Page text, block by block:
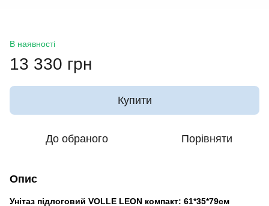
В наявності
13 330 грн
Купити
До обраного Порівняти
Опис
Унітаз підлоговий VOLLE LEON компакт: 61*35*79см